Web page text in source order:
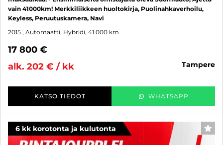
vain 41000km! Merkkiliikkeen huoltokirja, Puolinahkaverhoilu,
Keyless, Peruutuskamera, Navi
2015 , Automaatti, Hybridi, 41 000 km
17 800 €
alk. 202 € / kk
tampere
KATSO TIEDOT WHATSAPP
6 kk korotonta ja kulutonta